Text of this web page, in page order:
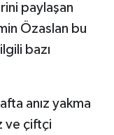
paylaşan
Özaslan bu
bazı
anız yakma
ve çiftçi